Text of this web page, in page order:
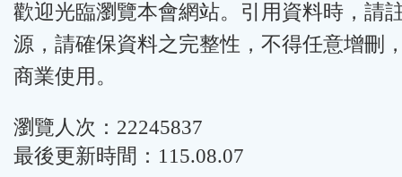
歡迎光臨瀏覽本會網站。引用資料時，請
源，請確保資料之完整性，不得任意增刪
商業使用。
瀏覽人次：22245837
最後更新時間：115.08.07